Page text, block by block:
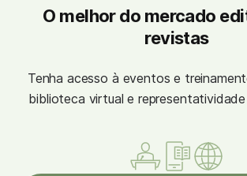
O melhor do mercado
revistas
Tenha acesso à eventos e
biblioteca virtual e